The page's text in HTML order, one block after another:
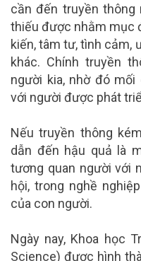
cần đến truyền
thiếu được nhằm mục
kiến, tâm tư, tình cảm,
khác. Chính truyền
người kia, nhờ đó
với người được phát
Nếu truyền thông
dẫn đến hậu quả là
tương quan người với
hội, trong nghề
của con người.
Ngày nay, Khoa học
Science) được hình